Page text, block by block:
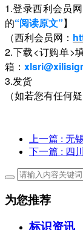
1.登录西利会员
的“阅读原文”】
（西利会员网：
2.下载<订购单>
箱：
3.发货
（如若您有任何
上一篇 : 无
下一篇 : 四
为您推荐
标识资讯